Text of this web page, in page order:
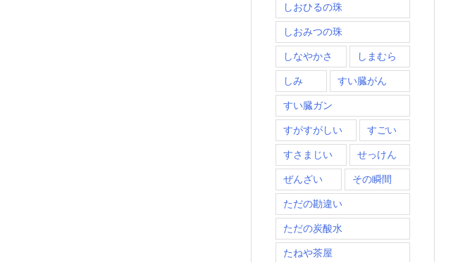
しおひるの珠
しおみつの珠
しなやかさ しまむら
しみ すい臓がん
すい臓ガン
すがすがしい すごい
すさまじい せっけん
ぜんざい その瞬間
ただの勘違い
ただの炭酸水
たねや茶屋